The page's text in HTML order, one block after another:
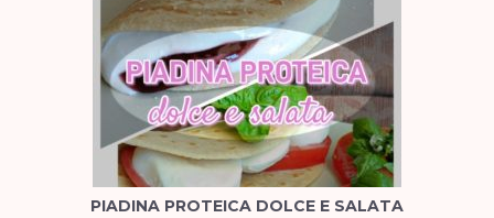
PIADINA PROTEICA DOLCE E SALATA